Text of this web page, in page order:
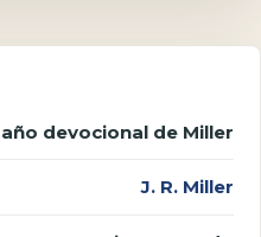
año devocional de Miller
J. R. Miller